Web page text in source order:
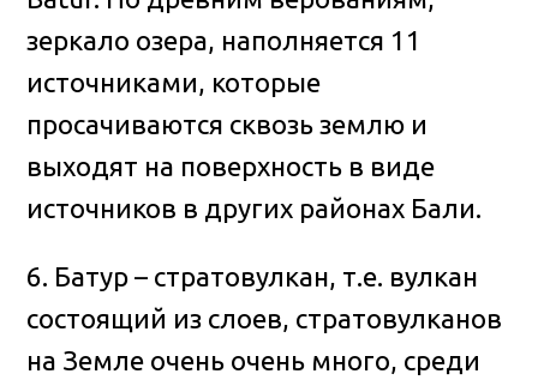
зеркало озера, наполняется 11
источниками, которые
просачиваются сквозь землю и
выходят на поверхность в виде
источников в других районах Бали.
6. Батур – стратовулкан, т.е. вулкан
состоящий из слоев, стратовулканов
на Земле очень очень много, среди